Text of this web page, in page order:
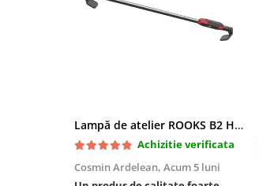
Scule Pneumatice
Accesorii Pneumatice
Lampă de atelier ROOKS B2 HYBRID pentru capotă, 2000 lumeni, 5000 mAh
Achizitie verificata
Cosmin Ardelean, Acum 5 luni